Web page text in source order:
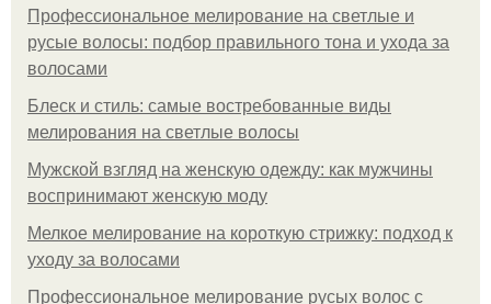
Профессиональное мелирование на светлые и
русые волосы: подбор правильного тона и ухода за
волосами
Блеск и стиль: самые востребованные виды
мелирования на светлые волосы
Мужской взгляд на женскую одежду: как мужчины
воспринимают женскую моду
Мелкое мелирование на короткую стрижку: подход к
уходу за волосами
Профессиональное мелирование русых волос с